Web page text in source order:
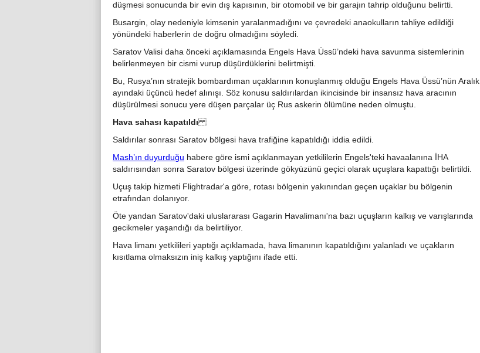
düşmesi sonucunda bir evin dış kapısının, bir otomobil ve bir garajın tahrip olduğunu belirtti.
Busargin, olay nedeniyle kimsenin yaralanmadığını ve çevredeki anaokulların tahliye edildiği
yönündeki haberlerin de doğru olmadığını söyledi.
Saratov Valisi daha önceki açıklamasında Engels Hava Üssü’ndeki hava savunma sistemlerinin
belirlenmeyen bir cismi vurup düşürdüklerini belirtmişti.
Bu, Rusya’nın stratejik bombardıman uçaklarının konuşlanmış olduğu Engels Hava Üssü’nün Aralık
ayındaki üçüncü hedef alınışı. Söz konusu saldırılardan ikincisinde bir insansız hava aracının
düşürülmesi sonucu yere düşen parçalar üç Rus askerin ölümüne neden olmuştu.
Hava sahası kapatıldı
Saldırılar sonrası Saratov bölgesi hava trafiğine kapatıldığı iddia edildi.
Mash’ın duyurduğu habere göre ismi açıklanmayan yetkililerin Engels'teki havaalanına İHA
saldırısından sonra Saratov bölgesi üzerinde gökyüzünü geçici olarak uçuşlara kapattığı belirtildi.
Uçuş takip hizmeti Flightradar'a göre, rotası bölgenin yakınından geçen uçaklar bu bölgenin
etrafından dolanıyor.
Öte yandan Saratov'daki uluslararası Gagarin Havalimanı'na bazı uçuşların kalkış ve varışlarında
gecikmeler yaşandığı da belirtiliyor.
Hava limanı yetkilileri yaptığı açıklamada, hava limanının kapatıldığını yalanladı ve uçakların
kısıtlama olmaksızın iniş kalkış yaptığını ifade etti.